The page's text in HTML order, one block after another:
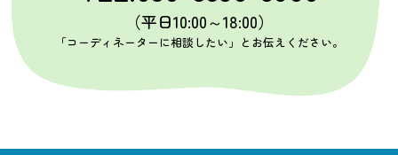
（平日10:00～18:00）
「コーディネーターに相談したい」とお伝えください。